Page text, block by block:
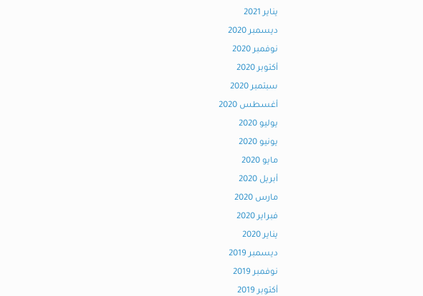
يناير 2021
ديسمبر 2020
نوفمبر 2020
أكتوبر 2020
سبتمبر 2020
أغسطس 2020
يوليو 2020
يونيو 2020
مايو 2020
أبريل 2020
مارس 2020
فبراير 2020
يناير 2020
ديسمبر 2019
نوفمبر 2019
أكتوبر 2019